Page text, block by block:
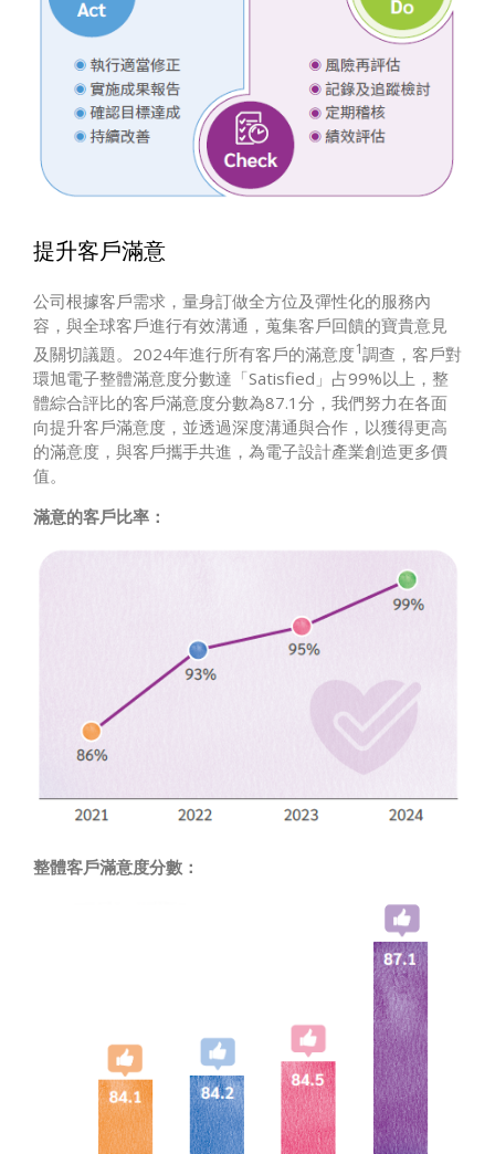
提升客戶滿意
公司根據客戶需求，量身訂做全方位及彈性化的服務內
容，與全球客戶進行有效溝通，蒐集客戶回饋的寶貴意見
及關切議題。2024年進行所有客戶的滿意度1調查，客戶對
環旭電子整體滿意度分數達「Satisfied」占99%以上，整
體綜合評比的客戶滿意度分數為87.1分，我們努力在各面
向提升客戶滿意度，並透過深度溝通與合作，以獲得更高
的滿意度，與客戶攜手共進，為電子設計產業創造更多價
值。
滿意的客戶比率：
整體客戶滿意度分數：